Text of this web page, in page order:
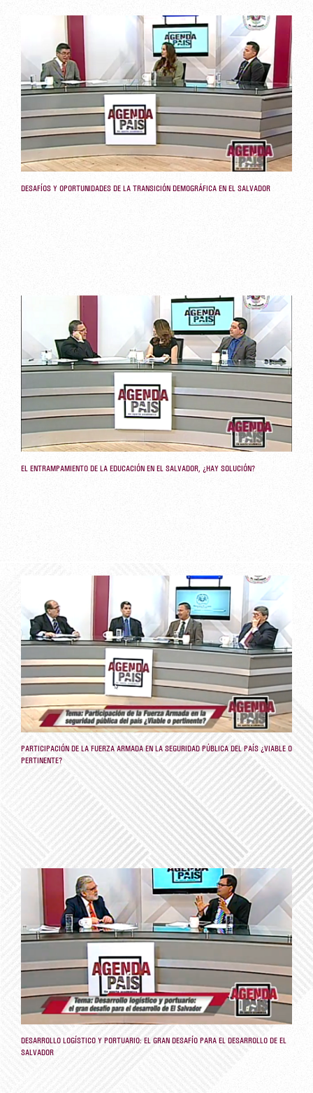
DESAFÍOS Y OPORTUNIDADES DE LA TRANSICIÓN DEMOGRÁFICA EN EL SALVADOR
EL ENTRAMPAMIENTO DE LA EDUCACIÓN EN EL SALVADOR, ¿HAY SOLUCIÓN?
PARTICIPACIÓN DE LA FUERZA ARMADA EN LA SEGURIDAD PÚBLICA DEL PAÍS ¿VIABLE O
PERTINENTE?
DESARROLLO LOGÍSTICO Y PORTUARIO: EL GRAN DESAFÍO PARA EL DESARROLLO DE EL
SALVADOR